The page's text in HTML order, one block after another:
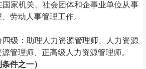
家机关、社会团体和企事业单位从事
劳动人事管理工作。
级：助理 人力资源管理师
人力资源
源管理师 、正高级 人力资源管理师。
件之一）